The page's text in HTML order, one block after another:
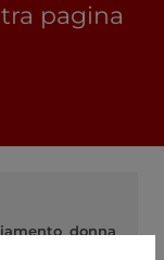
pagina
donna